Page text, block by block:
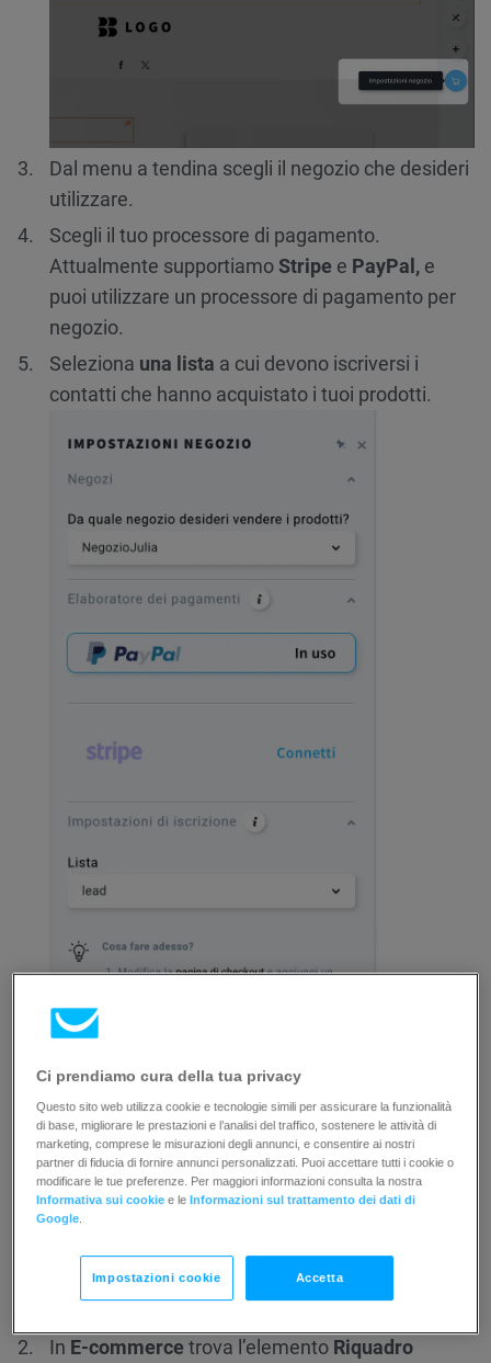
Dal menu a tendina scegli il negozio che desideri
utilizzare.
Scegli il tuo processore di pagamento.
Attualmente supportiamoStripe e PayPal, e
puoi utilizzare un processore di pagamento per
negozio.
Seleziona una lista a cui devono iscriversi i
contatti che hanno acquistato i tuoi prodotti.
Come aggiungere prodotti alla landing
page?
Fai clic sul pulsanteAggiungi elementi.
In E-commerce trova l’elemento Riquadro
Ci prendiamo cura della tua privacy
Questo sito web utilizza cookie e tecnologie simili per assicurare la funzionalità
di base, migliorare le prestazioni e l’analisi del traffico, sostenere le attività di
marketing, comprese le misurazioni degli annunci, e consentire ai nostri
partner di fiducia di fornire annunci personalizzati. Puoi accettare tutti i cookie o
modificare le tue preferenze. Per maggiori informazioni consulta la nostra
Informativa sui cookie e le Informazioni sul trattamento dei dati di
Google
Impostazioni cookie Accetta